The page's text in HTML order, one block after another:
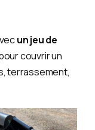
un jeu de
couvrir un
terrassement,